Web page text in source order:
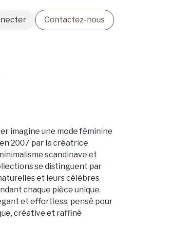
Contactez-nous
imagine une mode féminine
2007 par la créatrice
scandinave et
se distinguent par
et leurs célèbres
chaque pièce unique.
et effortless, pensé pour
créative et raffiné